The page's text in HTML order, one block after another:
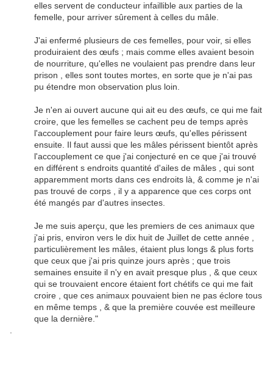
elles servent de conducteur infaillible aux parties de la
femelle, pour arriver sûrement à celles du mâle.
J'ai enfermé plusieurs de ces femelles, pour voir, si elles
produiraient des œufs ; mais comme elles avaient besoin
de nourriture, qu'elles ne voulaient pas prendre dans leur
prison , elles sont toutes mortes, en sorte que je n'ai pas
pu étendre mon observation plus loin.
Je n'en ai ouvert aucune qui ait eu des œufs, ce qui me fait
croire, que les femelles se cachent peu de temps après
l'accouplement pour faire leurs œufs, qu'elles périssent
ensuite. Il faut aussi que les mâles périssent bientôt après
l'accouplement ce que j'ai conjecturé en ce que j'ai trouvé
en différent s endroits quantité d'ailes de mâles , qui sont
apparemment morts dans ces endroits là, & comme je n'ai
pas trouvé de corps , il y a apparence que ces corps ont
été mangés par d'autres insectes.
Je me suis aperçu, que les premiers de ces animaux que
j'ai pris, environ vers le dix huit de Juillet de cette année ,
particulièrement les mâles, étaient plus longs & plus forts
que ceux que j'ai pris quinze jours après ; que trois
semaines ensuite il n'y en avait presque plus , & que ceux
qui se trouvaient encore étaient fort chétifs ce qui me fait
croire , que ces animaux pouvaient bien ne pas éclore tous
en même temps , & que la première couvée est meilleure
que la dernière."